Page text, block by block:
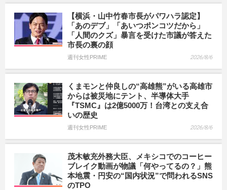
【横浜・山中竹春市長がパワハラ認定】
「あのデブ」「あいつポンコツだから」
「人間のクズ」暴言を受けた市議が答えた
市長の裏の顔
週刊女性PRIME 2026/8/6
くまモンと仲良しの“高雄熊”がいる高雄市
からは被災地にテント、半導体大手
『TSMC』は2億5000万！台湾との支え合
いの歴史
週刊女性PRIME 2026/8/6
茂木敏充外務大臣、メキシコでのコーヒー
ブレイク動画が物議「何やってるの？」熊
本地震・円安の“国内状況”で問われるSNS
のTPO